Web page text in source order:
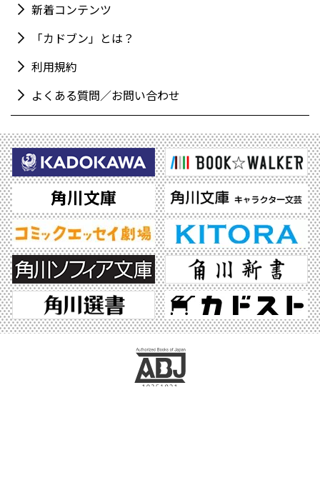
新着コンテンツ
「カドブン」とは？
利用規約
よくある質問／お問い合わせ